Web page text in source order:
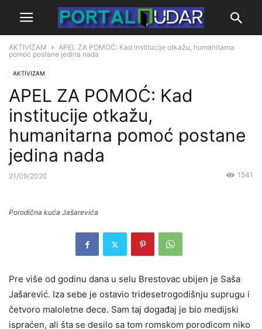
AKTIVIZAM
APEL ZA POMOĆ: Kad institucije otkažu, humanitarna
pomoć postane jedina nada
AKTIVIZAM
APEL ZA POMOĆ: Kad
institucije otkažu,
humanitarna pomoć postane
jedina nada
21/09/2020 1541
Porodična kuća Jašarevića
Pre više od godinu dana u selu Brestovac ubijen je Saša
Jašarević. Iza sebe je ostavio tridesetrogodišnju suprugu i
četvoro maloletne dece. Sam taj događaj je bio medijski
ispraćen, ali šta se desilo sa tom romskom porodicom niko